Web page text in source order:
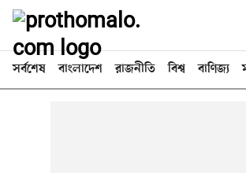
সর্বশেষ বাংলাদেশ রাজনীতি বিশ্ব বাণিজ্য